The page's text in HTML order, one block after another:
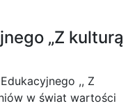
„Z kulturą
,, Z
w świat wartości